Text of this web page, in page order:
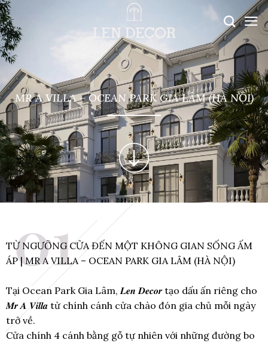
MR A VILLA – OCEAN PARK GIA LÂM (HÀ NỘI)
TỪ NGƯỠNG CỬA ĐẾN MỘT KHÔNG GIAN SỐNG ẤM
ÁP | MR A VILLA – OCEAN PARK GIA LÂM (HÀ NỘI)
Tại Ocean Park Gia Lâm, 𝑳𝒆𝒏 𝑫𝒆𝒄𝒐𝒓 tạo dấu ấn riêng cho
𝑴𝒓 𝑨 𝑽𝒊𝒍𝒍𝒂 từ chính cánh cửa chào đón gia chủ mỗi ngày
trở về.
Cửa chính 4 cánh bằng gỗ tự nhiên với những đường bo